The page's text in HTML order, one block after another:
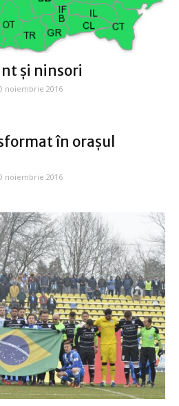
şi ninsori
noiembrie 2016
în oraşul
noiembrie 2016